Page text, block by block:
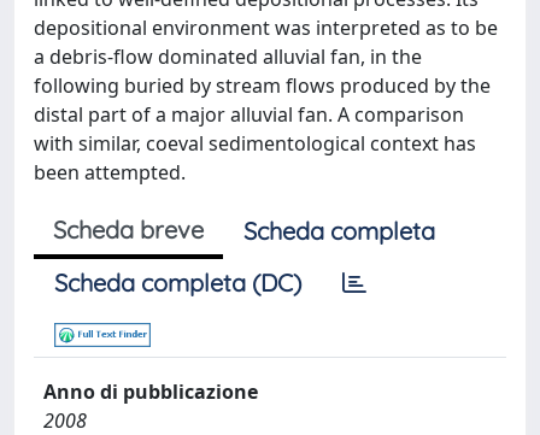
depositional environment was interpreted as to be
a debris-flow dominated alluvial fan, in the
following buried by stream flows produced by the
distal part of a major alluvial fan. A comparison
with similar, coeval sedimentological context has
been attempted.
Scheda breve
Scheda completa
Scheda completa (DC)
Anno di pubblicazione
2008